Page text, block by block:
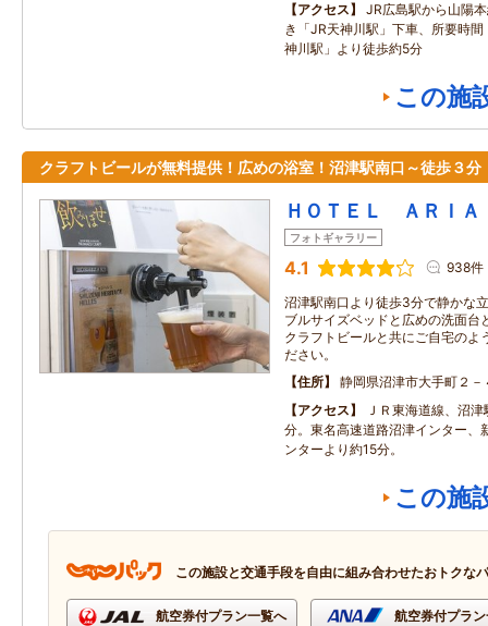
アクセス
JR広島駅から山陽
き「JR天神川駅」下車、所要時
神川駅」より徒歩約5分
この施
クラフトビールが無料提供！広めの浴室！沼津駅南口～徒歩３分
ＨＯＴＥＬ ＡＲＩＡ
フォトギャラリー
4.1 938件
沼津駅南口より徒歩3分で静かな
ブルサイズベッドと広めの洗面台
クラフトビールと共にご自宅のよ
ださい。
住所
静岡県沼津市大手町２－
アクセス
ＪＲ東海道線、沼
分。東名高速道路沼津インター、
ンターより約15分。
この施
この施設と交通手段を自由に組み合わせたおトクな
航空券付プラン一覧へ 航空券付プラ